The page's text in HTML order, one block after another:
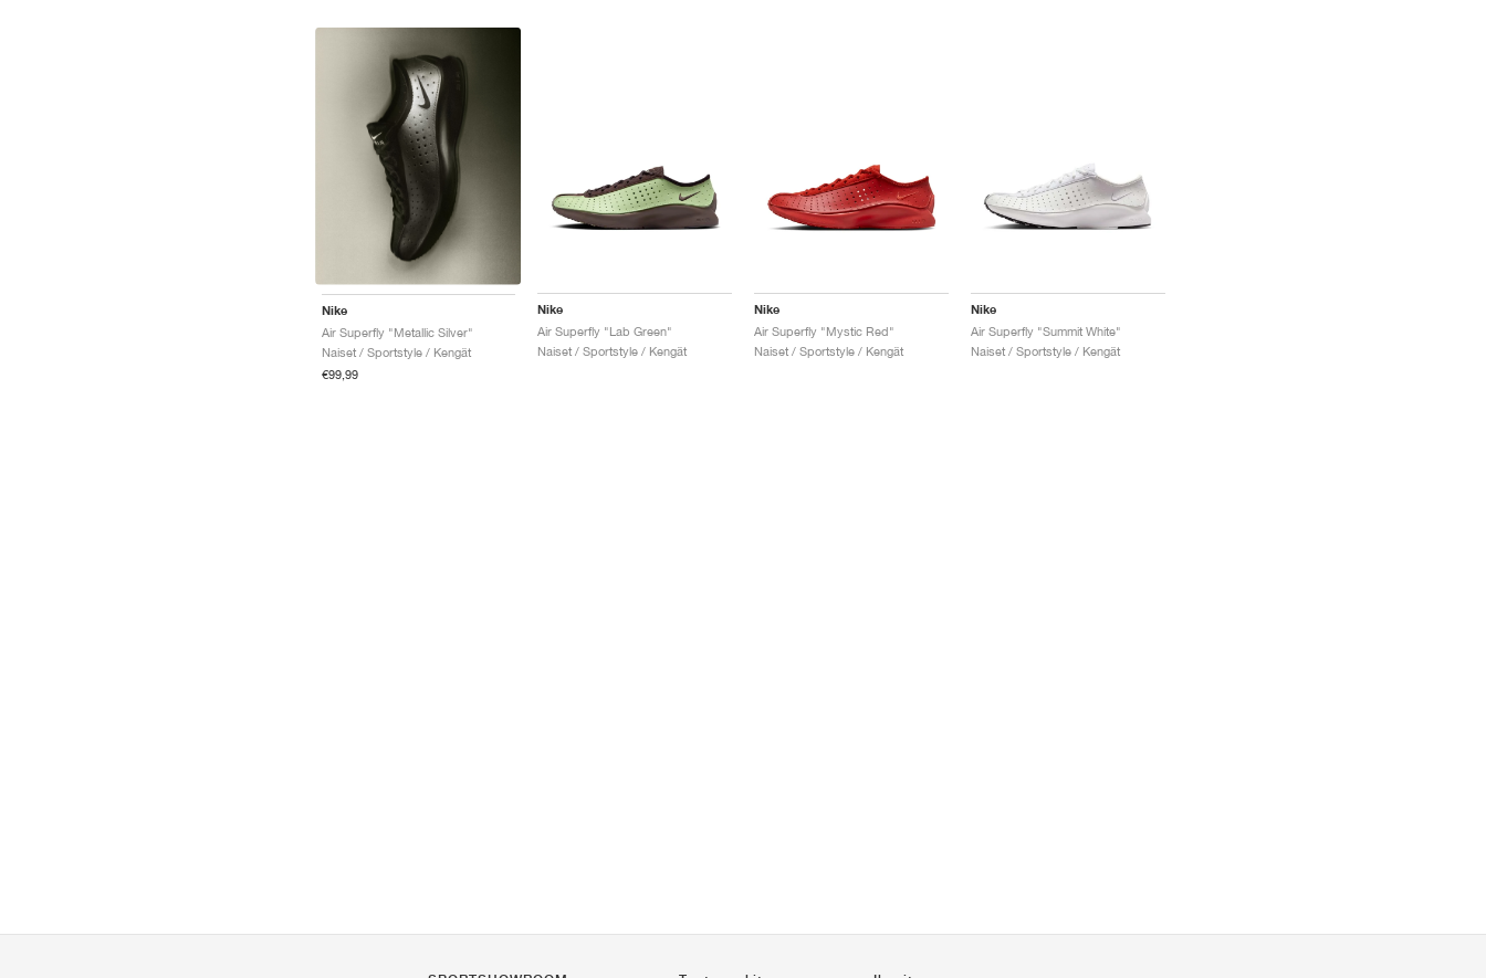
Nike
Air Superfly "Metallic Silver"
Naiset / Sportstyle / Kengät
€99,99
Nike
Air Superfly "Lab Green"
Naiset / Sportstyle / Kengät
Nike
Air Superfly "Mystic Red"
Naiset / Sportstyle / Kengät
Nike
Air Superfly "Summit White"
Naiset / Sportstyle / Kengät